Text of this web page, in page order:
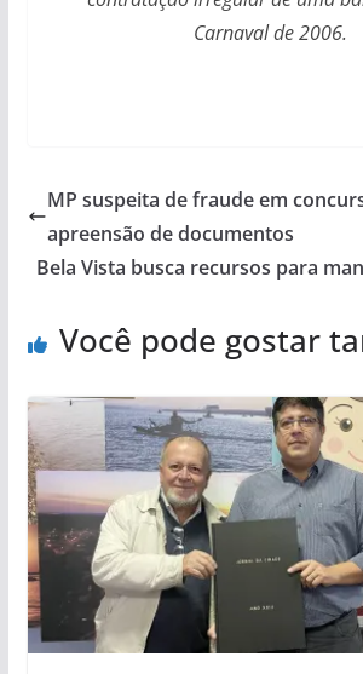
Carnaval de 2006.
MP suspeita de fraude em
apreensão de documentos
Bela Vista busca recursos para
Você pode gostar